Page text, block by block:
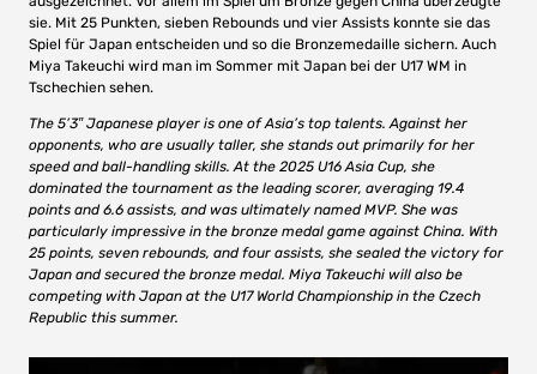
sie. Mit 25 Punkten, sieben Rebounds und vier Assists konnte sie das
Spiel für Japan entscheiden und so die Bronzemedaille sichern. Auch
Miya Takeuchi wird man im Sommer mit Japan bei der U17 WM in
Tschechien sehen.
The 5’3″ Japanese player is one of Asia’s top talents. Against her
opponents, who are usually taller, she stands out primarily for her
speed and ball-handling skills. At the 2025 U16 Asia Cup, she
dominated the tournament as the leading scorer, averaging 19.4
points and 6.6 assists, and was ultimately named MVP. She was
particularly impressive in the bronze medal game against China. With
25 points, seven rebounds, and four assists, she sealed the victory for
Japan and secured the bronze medal. Miya Takeuchi will also be
competing with Japan at the U17 World Championship in the Czech
Republic this summer.